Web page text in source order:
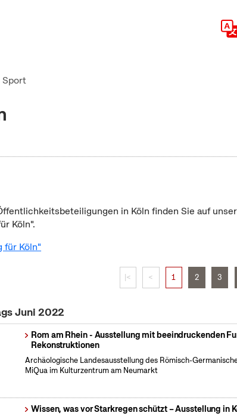
Sport
in Köln finden Sie auf
Köln".
für Köln"
|< < 1 2 3
Juni 2022
Rom am Rhein - Ausstellung mit beeindruckenden
Rekonstruktionen
Archäologische Landesausstellung des Römisch-
MiQua im Kulturzentrum am Neumarkt
Wissen, was vor Starkregen schützt – Ausstellung in